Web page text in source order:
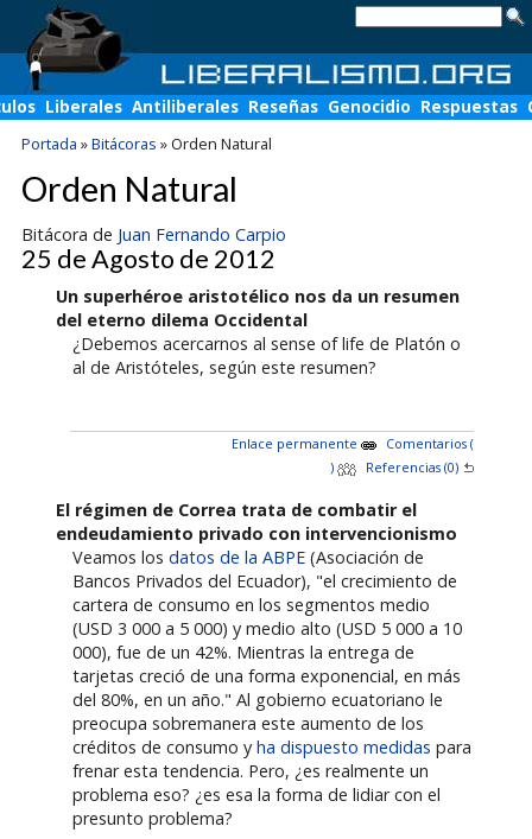
Liberales Antiliberales Reseñas Genocidio Respuestas
Portada »Bitácoras »Orden Natural
Orden Natural
Bitácora de Juan Fernando Carpio
25 de Agosto de 2012
Un superhéroe aristotélico nos da un resumen
del eterno dilema Occidental
¿Debemos acercarnos al sense of life de Platón o
al de Aristóteles, según este resumen?
Enlace permanente
Comentarios (
)
Referencias (0)
El régimen de Correa trata de combatir el
endeudamiento privado con intervencionismo
Veamos losdatos de la ABPE (Asociación de
Bancos Privados del Ecuador), "el crecimiento de
cartera de consumo en los segmentos medio
(USD 3 000 a 5 000) y medio alto (USD 5 000 a 10
000), fue de un 42%. Mientras la entrega de
tarjetas creció de una forma exponencial, en más
del 80%, en un año." Al gobierno ecuatoriano le
preocupa sobremanera este aumento de los
créditos de consumo yha dispuesto medidas para
frenar esta tendencia. Pero, ¿es realmente un
problema eso? ¿es esa la forma de lidiar con el
presunto problema?